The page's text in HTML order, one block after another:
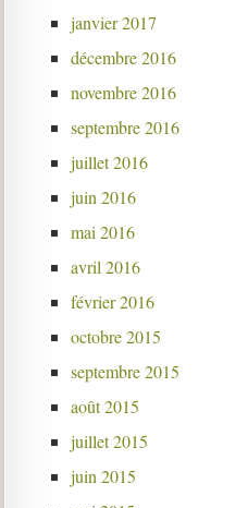
janvier 2017
décembre 2016
novembre 2016
septembre 2016
juillet 2016
juin 2016
mai 2016
avril 2016
février 2016
octobre 2015
septembre 2015
août 2015
juillet 2015
juin 2015